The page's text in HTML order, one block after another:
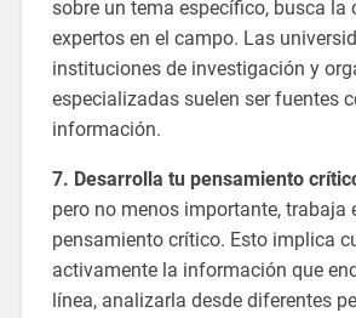
sobre un tema específico, busca la
expertos en el campo. Las
instituciones de investigación y
especializadas suelen ser fuentes
información.
7. Desarrolla tu pensamiento
pero no menos importante, trabaja
pensamiento crítico. Esto implica
activamente la información que
línea, analizarla desde diferentes